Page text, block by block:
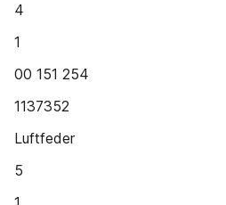
4
1
00 151 254
1137352
Luftfeder
5